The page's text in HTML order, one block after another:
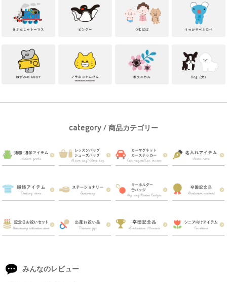
category / 商品カテゴリー
みんなのレビュー